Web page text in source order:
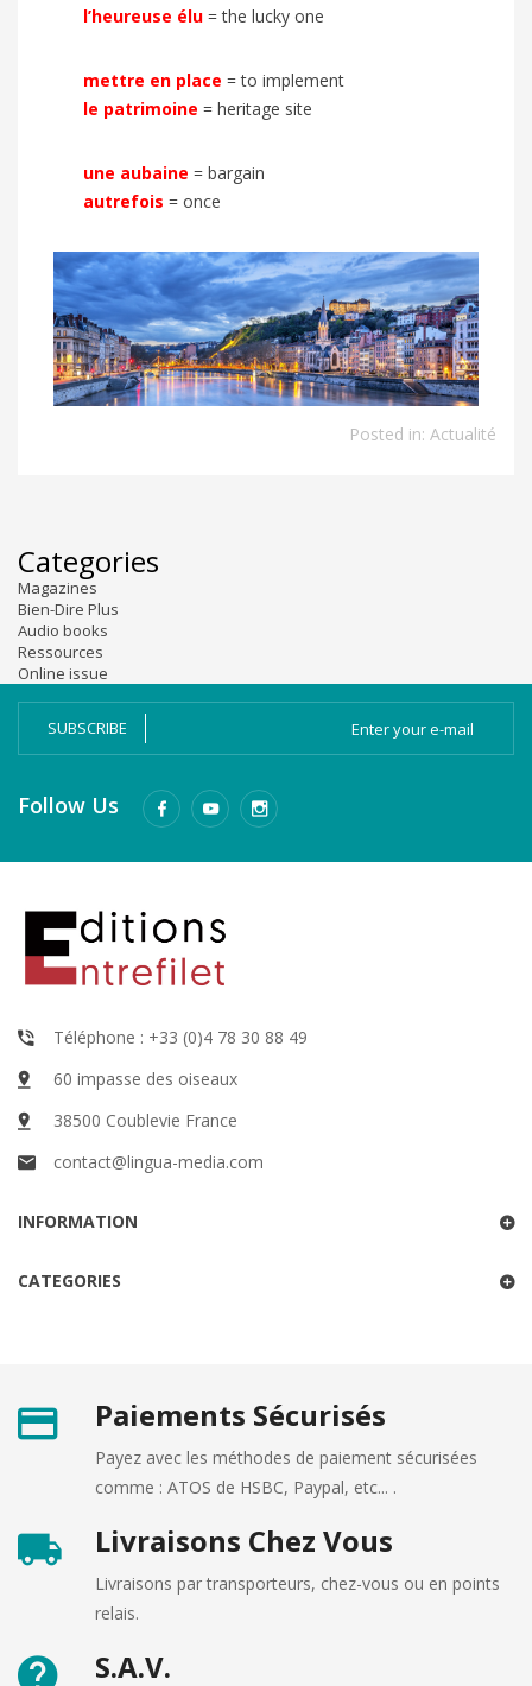
l’heureuse élu = the lucky one
mettre en place = to implement
le patrimoine = heritage site
une aubaine = bargain
autrefois = once
Posted in: Actualité
Categories
Magazines
Bien-Dire Plus
Audio books
Ressources
Online issue
SUBSCRIBE
Follow Us
Téléphone : +33 (0)4 78 30 88 49
60 impasse des oiseaux
38500 Coublevie France
contact@lingua-media.com
INFORMATION
CATEGORIES
Paiements Sécurisés
Payez avec les méthodes de paiement sécurisées
comme : ATOS de HSBC, Paypal, etc... .
Livraisons Chez Vous
Livraisons par transporteurs, chez-vous ou en points
relais.
S.A.V.